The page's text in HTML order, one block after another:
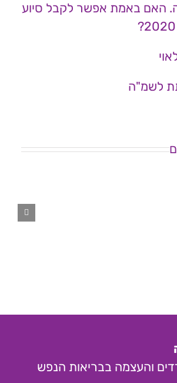
האם באמת אפשר לקבל סיוע
לשמ"ה
והעצמה בבריאות הנפש